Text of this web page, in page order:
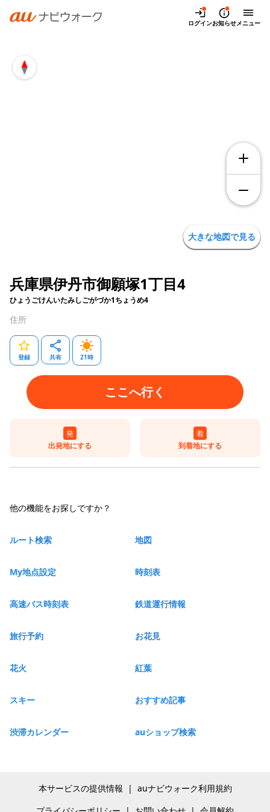
兵庫県伊丹市御願塚1丁目4の地図・アクセス | auナビウォー
ログインお知らせメニュー
大きな地図で見る
兵庫県伊丹市御願塚1丁目4
ひょうごけんいたみしごがづか1ちょうめ4
住所
登録 共有 21時
ここへ行く
発
出発地にする
着
到着地にする
他の機能をお探しですか？
ルート検索 地図
My地点設定 時刻表
高速バス時刻表 鉄道運行情報
旅行予約 お花見
花火 紅葉
スキー おすすめ記事
渋滞カレンダー auショップ検索
本サービスの提供情報 | auナビウォーク利用規約